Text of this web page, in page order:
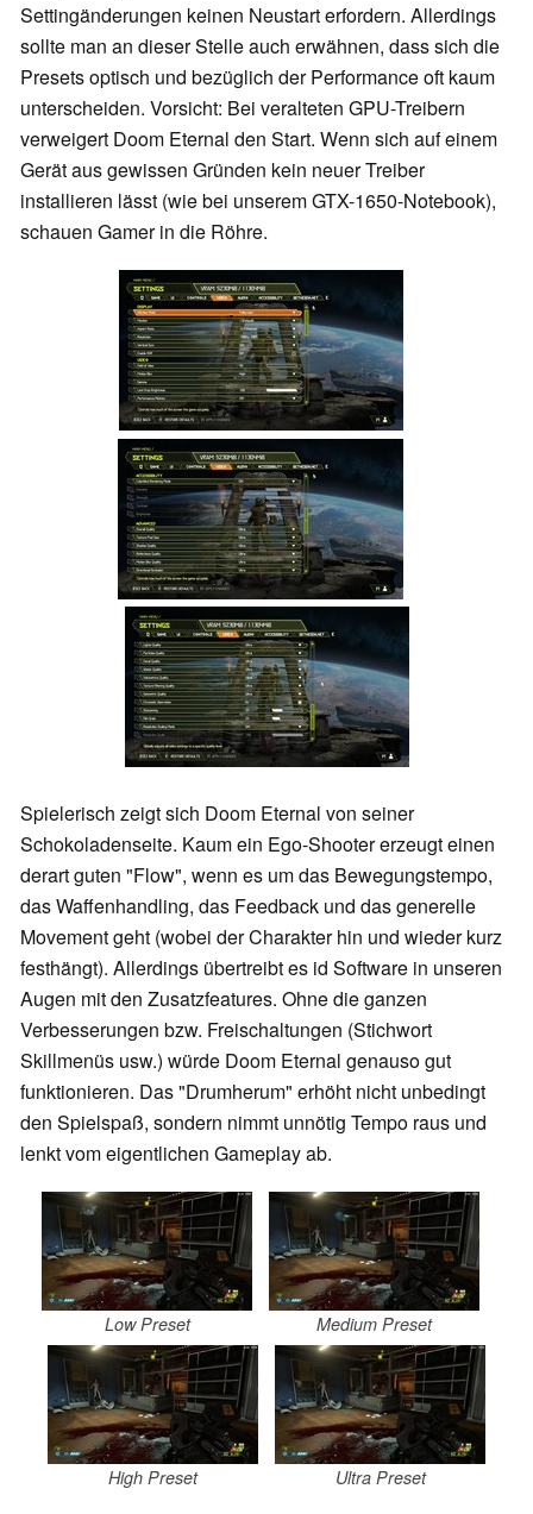
Settingänderungen keinen Neustart erfordern. Allerdings
sollte man an dieser Stelle auch erwähnen, dass sich die
Presets optisch und bezüglich der Performance oft kaum
unterscheiden. Vorsicht: Bei veralteten GPU-Treibern
verweigert Doom Eternal den Start. Wenn sich auf einem
Gerät aus gewissen Gründen kein neuer Treiber
installieren lässt (wie bei unserem GTX-1650-Notebook),
schauen Gamer in die Röhre.
Spielerisch zeigt sich Doom Eternal von seiner
Schokoladenseite. Kaum ein Ego-Shooter erzeugt einen
derart guten "Flow", wenn es um das Bewegungstempo,
das Waffenhandling, das Feedback und das generelle
Movement geht (wobei der Charakter hin und wieder kurz
festhängt). Allerdings übertreibt es id Software in unseren
Augen mit den Zusatzfeatures. Ohne die ganzen
Verbesserungen bzw. Freischaltungen (Stichwort
Skillmenüs usw.) würde Doom Eternal genauso gut
funktionieren. Das "Drumherum" erhöht nicht unbedingt
den Spielspaß, sondern nimmt unnötig Tempo raus und
lenkt vom eigentlichen Gameplay ab.
Low Preset Medium Preset
High Preset Ultra Preset